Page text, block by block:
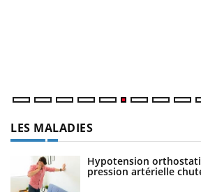
LES MALADIES
Hypotension
pression artérielle